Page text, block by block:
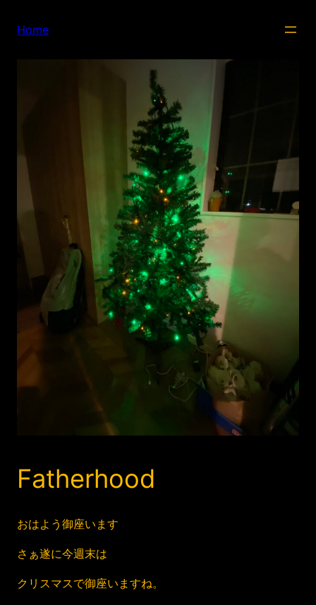
Home
Fatherhood
おはよう御座います
さぁ遂に今週末は
クリスマスで御座いますね。